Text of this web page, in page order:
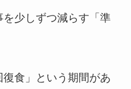
少しずつ減らす「準
食」という期間があ